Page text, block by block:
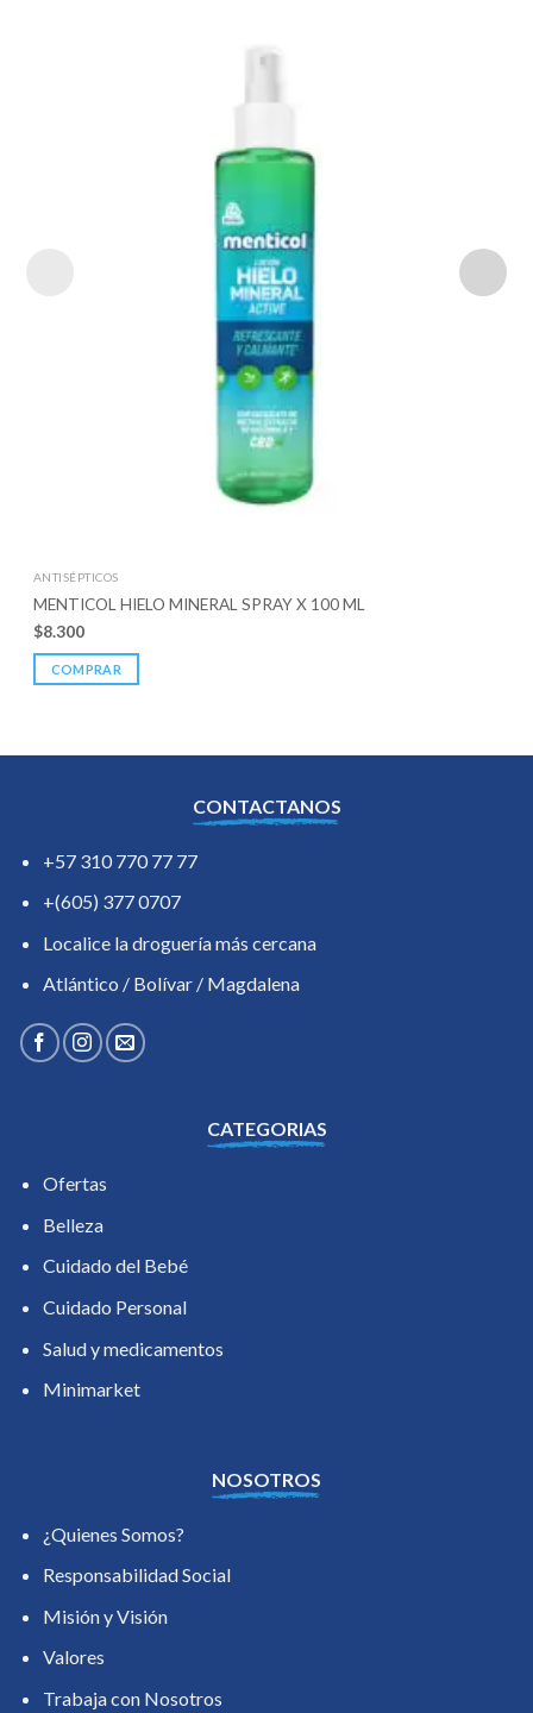
ANTISÉPTICOS
MENTICOL HIELO MINERAL SPRAY X 100 ML
$8.300
COMPRAR
CONTACTANOS
+57 310 770 77 77
+(605) 377 0707
Localice la droguería más cercana
Atlántico / Bolívar / Magdalena
CATEGORIAS
Ofertas
Belleza
Cuidado del Bebé
Cuidado Personal
Salud y medicamentos
Minimarket
NOSOTROS
¿Quienes Somos?
Responsabilidad Social
Misión y Visión
Valores
Trabaja con Nosotros